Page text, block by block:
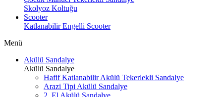
Skolyoz Koltuğu
Scooter
Katlanabilir Engelli Scooter
Menü
Akülü Sandalye
Akülü Sandalye
Hafif Katlanabilir Akülü Tekerlekli Sandalye
Arazi Tipi Akülü Sandalye
2. El Akülü Sandalye